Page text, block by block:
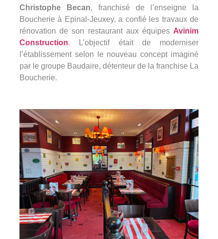
Réferences
Actualités
Groupe Avinim
03 29 22 30 00
Lundi au vendredi ( 8h00 – 17h00 )
Avinim Construction
Christophe Becan, franchisé de l’enseigne la
Boucherie à Epinal-Jeuxey, a confié les travaux de
rénovation de son restaurant aux équipes Avinim
Construction. L’objectif était de moderniser
l’établissement selon le nouveau concept imaginé
par le groupe Baudaire, détenteur de la franchise La
Boucherie.